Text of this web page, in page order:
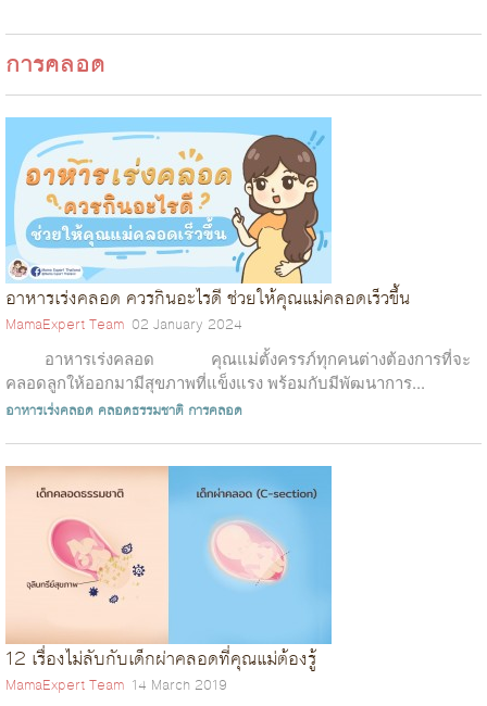
การคลอด
อาหารเร่งคลอด ควรกินอะไรดี ช่วยให้คุณแม่คลอดเร็วขึ้น
MamaExpert Team 02 January 2024
อาหารเร่งคลอด คุณแม่ตั้งครรภ์ทุกคนต่างต้องการที่จะ
คลอดลูกให้ออกมามีสุขภาพที่แข็งแรง พร้อมกับมีพัฒนาการ...
อาหารเร่งคลอด คลอดธรรมชาติ การคลอด
12 เรื่องไม่ลับกับเด็กผ่าคลอดที่คุณแม่ต้องรู้
MamaExpert Team 14 March 2019